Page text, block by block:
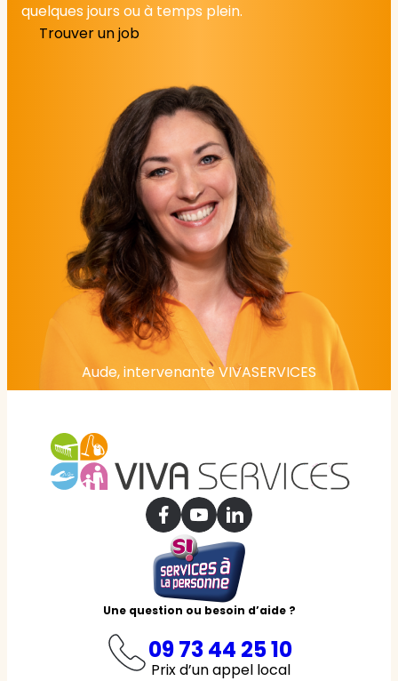
quelques jours ou à temps plein.
Trouver un job
Aude, intervenante VIVASERVICES
Une question ou besoin d’aide ?
09 73 44 25 10
Prix d’un appel local